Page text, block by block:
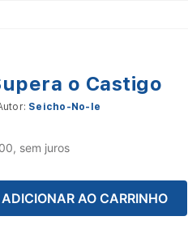
o Castigo
Seicho-No-Ie
, sem juros
ADICIONAR AO CARRINHO